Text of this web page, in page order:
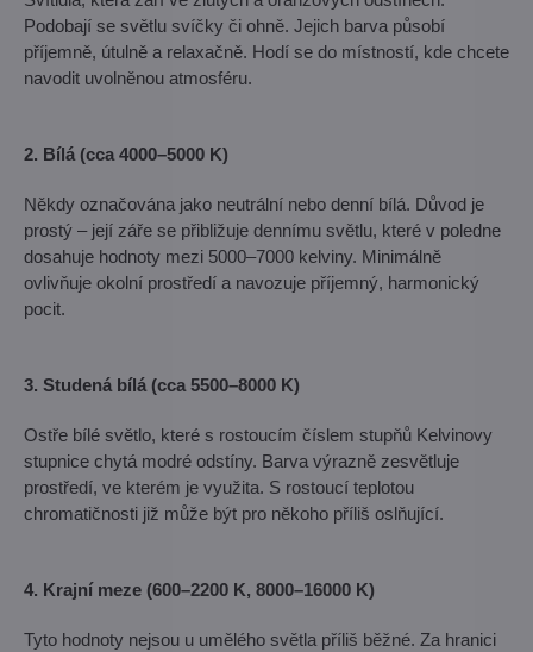
Podobají se světlu svíčky či ohně. Jejich barva působí
příjemně, útulně a relaxačně. Hodí se do místností, kde chcete
navodit uvolněnou atmosféru.
2. Bílá (cca 4000–5000 K)
Někdy označována jako neutrální nebo denní bílá. Důvod je
prostý – její záře se přibližuje dennímu světlu, které v poledne
dosahuje hodnoty mezi 5000–7000 kelviny. Minimálně
ovlivňuje okolní prostředí a navozuje příjemný, harmonický
pocit.
3. Studená bílá (cca 5500–8000 K)
Ostře bílé světlo, které s rostoucím číslem stupňů Kelvinovy
stupnice chytá modré odstíny. Barva výrazně zesvětluje
prostředí, ve kterém je využita. S rostoucí teplotou
chromatičnosti již může být pro někoho příliš oslňující.
4. Krajní meze (600–2200 K, 8000–16000 K)
Tyto hodnoty nejsou u umělého světla příliš běžné. Za hranici